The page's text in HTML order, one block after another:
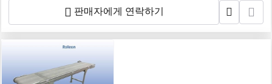
판매자에게 연락하기